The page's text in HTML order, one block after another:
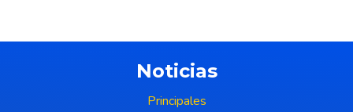
Noticias
Principales